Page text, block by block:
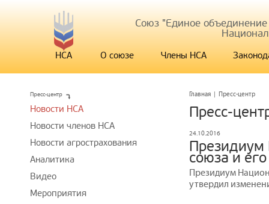
Союз "Единое
НСА О союзе Члены НСА
Главная | Пресс-центр
Пресс-
24.10.2016
Президиум
союза и
Президиум
утвердил
Пресс-центр
Новости НСА
Новости членов НСА
Новости агрострахования
Аналитика
Видео
Мероприятия